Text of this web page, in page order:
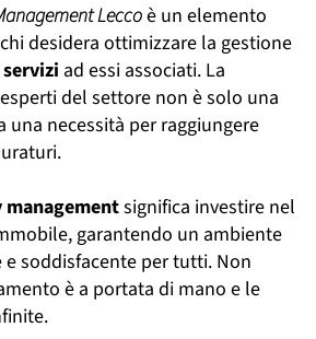
Leccoè un elemento
desidera ottimizzare la gestione
servizi ad essi associati. La
del settore non è solo una
una necessità per raggiungere
managementsignifica investire nel
garantendo un ambiente
soddisfacente per tutti. Non
è a portata di mano e le